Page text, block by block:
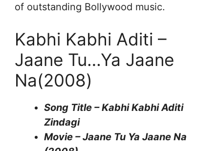
of outstanding Bollywood music.
Kabhi Kabhi Aditi –
Jaane Tu…Ya Jaane
Na(2008)
Song Title – Kabhi Kabhi Aditi
Zindagi
Movie – Jaane Tu Ya Jaane Na